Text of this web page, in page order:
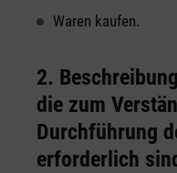
Waren kaufen.
2.
die zum
Durchführung
erforderlich